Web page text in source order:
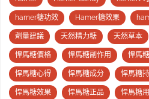
hamer糖功效 Hamer糖效果
劑量建議 天然精力糖 天然草本
悍馬糖價格 悍馬糖副作用 悍馬
悍馬糖心得 悍馬糖成分 悍馬糖
悍馬糖效果 悍馬糖正品 悍馬糖